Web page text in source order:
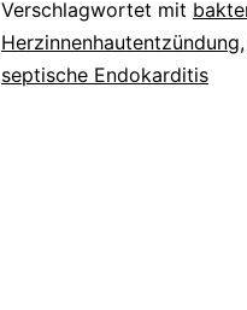
Verschlagwortet mit
Herzinnenhautentzündung,
septische Endokarditis